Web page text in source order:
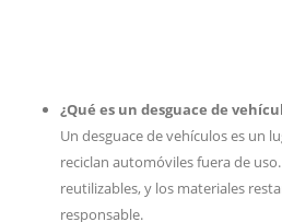
¿Qué es un desguace de
Un desguace de vehículos es un
reciclan automóviles fuera de
reutilizables, y los materiales
responsable.